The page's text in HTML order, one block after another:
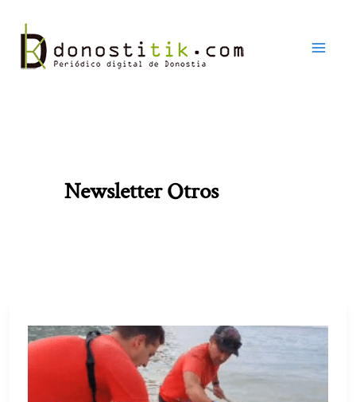
contenido
Newsletter Otros